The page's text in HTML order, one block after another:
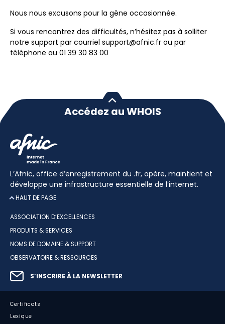
Nous nous excusons pour la gêne occasionnée.
Si vous rencontrez des difficultés, n’hésitez pas à solliter
notre support par courriel support@afnic.fr ou par
téléphone au 01 39 30 83 00
Accédez au WHOIS
L’Afnic, office d’enregistrement du .fr, opère, maintient et
développe une infrastructure essentielle de l’internet.
HAUT DE PAGE
ASSOCIATION D’EXCELLENCES
PRODUITS & SERVICES
NOMS DE DOMAINE & SUPPORT
OBSERVATOIRE & RESSOURCES
S’INSCRIRE À LA NEWSLETTER
Certificats
Lexique